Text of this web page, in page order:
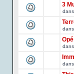
3
dans
dans
dans
dans